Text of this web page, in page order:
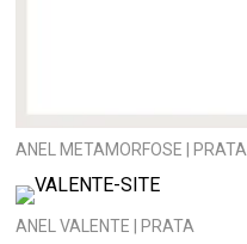
ANEL METAMORFOSE | PRATA
ANEL VALENTE | PRATA